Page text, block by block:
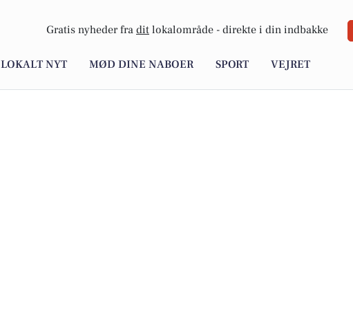
Gratis nyheder fra dit lokalområde - direkte i din indbakke
LOKALT NYT MØD DINE NABOER SPORT VEJRET